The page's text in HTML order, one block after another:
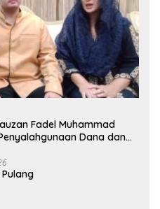
Fadel Muhammad
Dana dan